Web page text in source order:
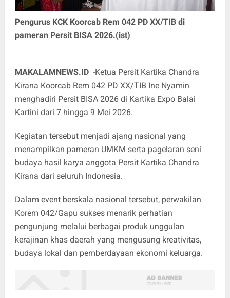
Pengurus KCK Koorcab Rem 042 PD XX/TIB di
pameran Persit BISA 2026.(ist)
MAKALAMNEWS.ID-Ketua Persit Kartika Chandra
Kirana Koorcab Rem 042 PD XX/TIB Ine Nyamin
menghadiri Persit BISA 2026 di Kartika Expo Balai
Kartini dari 7 hingga 9 Mei 2026.
Kegiatan tersebut menjadi ajang nasional yang
menampilkan pameran UMKM serta pagelaran seni
budaya hasil karya anggota Persit Kartika Chandra
Kirana dari seluruh Indonesia.
Dalam event berskala nasional tersebut, perwakilan
Korem 042/Gapu sukses menarik perhatian
pengunjung melalui berbagai produk unggulan
kerajinan khas daerah yang mengusung kreativitas,
budaya lokal dan pemberdayaan ekonomi keluarga.